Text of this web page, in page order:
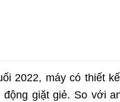
2022, máy có thiết
giặt giẻ. So với